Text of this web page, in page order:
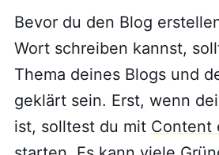
Bevor du den Blog
Wort schreiben kannst,
Thema deines Blogs und
geklärt sein. Erst, wenn
ist, solltest du mit Content